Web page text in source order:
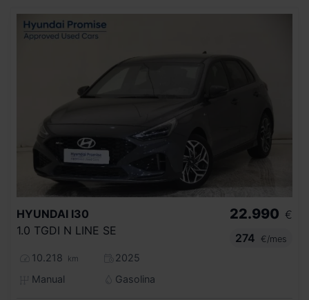
HYUNDAI I30
1.0 TGDI N LINE SE
10.218 km
2025
Manual
Gasolina
22.990 €
274
€/mes